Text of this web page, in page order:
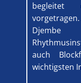
begleitet
auch
wichtigsten